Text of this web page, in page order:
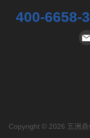
400-6658-
Copyright © 2026 五洲